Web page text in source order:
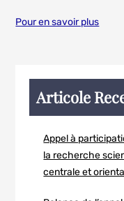
Pour en savoir plus
Articole
Appel à
la recherche
centrale et